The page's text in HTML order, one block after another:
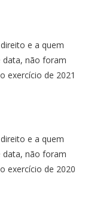
e a quem
data, não foram
exercício de 2021
e a quem
data, não foram
exercício de 2020